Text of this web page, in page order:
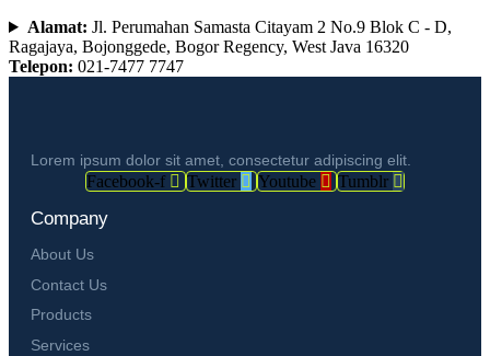
Alamat: Jl. Perumahan Samasta Citayam 2 No.9 Blok C - D,
Ragajaya, Bojonggede, Bogor Regency, West Java 16320
Telepon: 021-7477 7747
Lorem ipsum dolor sit amet, consectetur adipiscing elit.
Facebook-f Twitter Youtube Tumblr
Company
About Us
Contact Us
Products
Services